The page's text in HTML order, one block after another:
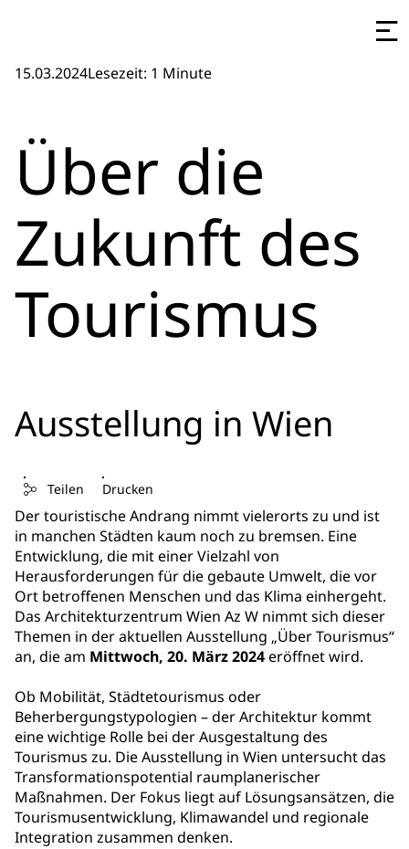
15.03.2024Lesezeit: 1 Minute
Über die
Zukunft des
Tourismus
Ausstellung in Wien
Teilen Drucken
Der touristische Andrang nimmt vielerorts zu und ist
in manchen Städten kaum noch zu bremsen. Eine
Entwicklung, die mit einer Vielzahl von
Herausforderungen für die gebaute Umwelt, die vor
Ort betroffenen Menschen und das Klima einhergeht.
Das Architekturzentrum Wien Az W nimmt sich dieser
Themen in der aktuellen Ausstellung „Über Tourismus“
an, die am Mittwoch, 20. März 2024eröffnet wird.
Ob Mobilität, Städtetourismus oder
Beherbergungstypologien – der Architektur kommt
eine wichtige Rolle bei der Ausgestaltung des
Tourismus zu. Die Ausstellung in Wien untersucht das
Transformationspotential raumplanerischer
Maßnahmen. Der Fokus liegt auf Lösungsansätzen, die
Tourismusentwicklung, Klimawandel und regionale
Integration zusammen denken.